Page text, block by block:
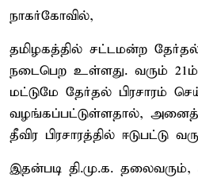
நாகர்கோவில்,
தமிழகத்தில் சட்டமன்ற தேர்தல்
நடைபெற உள்ளது. வரும்
மட்டுமே தேர்தல் பிரசாரம்
வழங்கப்பட்டுள்ளதால்,
தீவிர பிரசாரத்தில் ஈடுபட்டு
இதன்படி தி.மு.க.